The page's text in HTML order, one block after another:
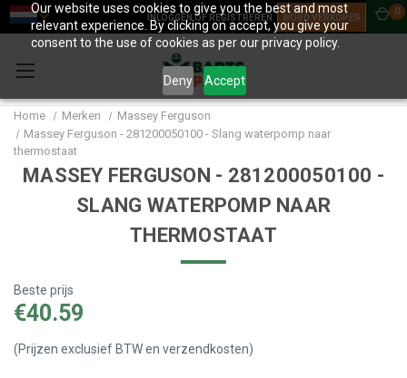
Our website uses cookies to give you the best and most
relevant experience. By clicking on accept, you give your
consent to the use of cookies as per our privacy policy.
Deny Accept
INLOGGEN OF REGISTREREN WORD VERKOPER
0
Home Merken
Massey Ferguson
Massey Ferguson - 281200050100 - Slang waterpomp naar
thermostaat
MASSEY FERGUSON - 281200050100 -
SLANG WATERPOMP NAAR
THERMOSTAAT
Beste prijs
€40.59
(Prijzen exclusief BTW en verzendkosten)